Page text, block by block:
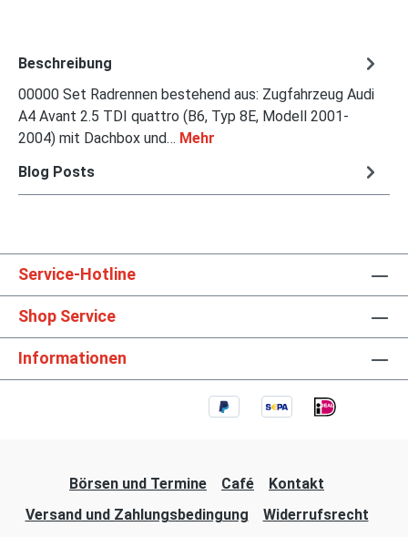
Beschreibung
00000 Set Radrennen bestehend aus: Zugfahrzeug Audi
A4 Avant 2.5 TDI quattro (B6, Typ 8E, Modell 2001-
2004) mit Dachbox und… Mehr
Blog Posts
Service-Hotline
Shop Service
Informationen
Börsen und Termine Café
Kontakt
Versand und Zahlungsbedingung
Widerrufsrecht